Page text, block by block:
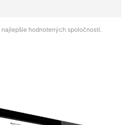
najlepšie hodnotených spoločností.